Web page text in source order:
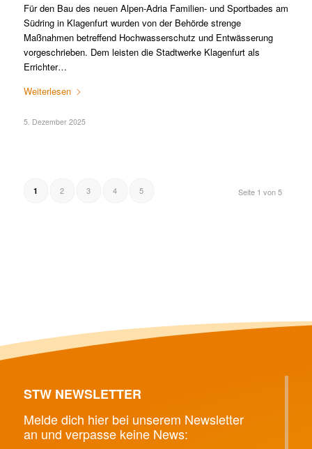
Für den Bau des neuen Alpen-Adria Familien- und Sportbades am
Südring in Klagenfurt wurden von der Behörde strenge
Maßnahmen betreffend Hochwasserschutz und Entwässerung
vorgeschrieben. Dem leisten die Stadtwerke Klagenfurt als
Errichter…
Weiterlesen
5. Dezember 2025
Seite 1 von 5
1 2 3 4 5
STW NEWSLETTER
Melde dich hier bei unserem Newsletter
an und verpasse keine News: